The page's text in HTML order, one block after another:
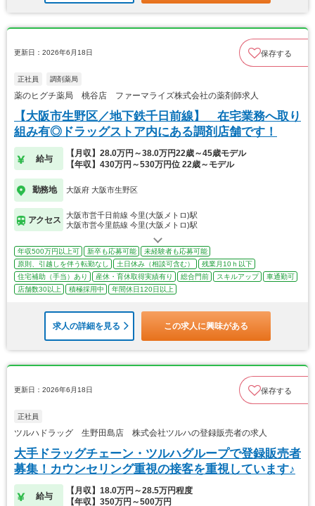
更新日：2026年6月18日 保存する
正社員 調剤薬局
薬のヒグチ薬局 桃谷店 ファーマライズ株式会社の薬剤師求人
【大阪市生野区／地下鉄千日前線】 在宅業務へ取り
組み有◎ドラッグストア内にある調剤店舗です！
給与
【月収】28.0万円～38.0万円22歳～45歳モデル
【年収】430万円～530万円位 22歳～モデル
勤務地 大阪府 大阪市生野区
アクセス
大阪市営千日前線 今里(大阪メトロ)駅
大阪市営今里筋線 今里(大阪メトロ)駅
年収500万円以上可 新卒も応募可能
未経験者も応募可能
原則、引越しを伴う転勤なし
土日休み（相談可含む）
残業月10ｈ以下
住宅補助（手当）あり
産休・育休取得実績有り 総合門前 スキルアップ
車通勤可
店舗数30以上
積極採用中 年間休日120日以上
求人の詳細を見る この求人に興味がある
更新日：2026年6月18日 保存する
正社員
ツルハドラッグ 生野田島店 株式会社ツルハの登録販売者の求人
大手ドラッグチェーン・ツルハグループで登録販売者
募集！カウンセリング重視の接客を重視しています♪
給与
【月収】18.0万円～28.5万円程度
【年収】350万円～500万円